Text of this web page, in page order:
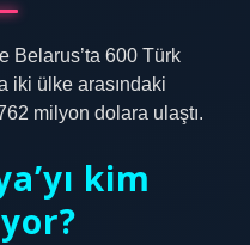
Belarus’ta 600 Türk
iki ülke arasındaki
milyon dolara ulaştı.
kim